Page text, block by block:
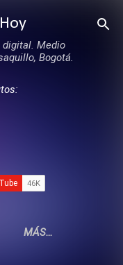
digital. Medio
Bogotá.
MÁS…